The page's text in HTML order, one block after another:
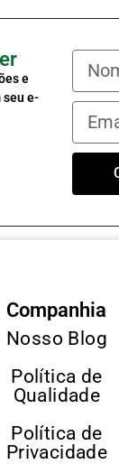
e
seu e-
Companhia
Nosso Blog
Política de
Qualidade
Política de
Privacidade